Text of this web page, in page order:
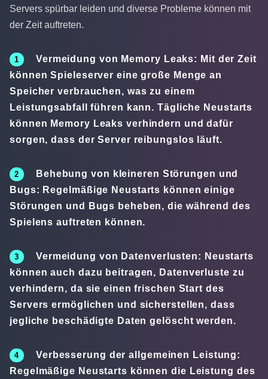
Servers spürbar leiden und diverse Probleme können mit
der Zeit auftreten.
Vermeidung von Memory Leaks: Mit der Zeit
können Spieleserver eine große Menge an
Speicher verbrauchen, was zu einem
Leistungsabfall führen kann. Tägliche Neustarts
können Memory Leaks verhindern und dafür
sorgen, dass der Server reibungslos läuft.
Behebung von kleineren Störungen und
Bugs: Regelmäßige Neustarts können einige
Störungen und Bugs beheben, die während des
Spielens auftreten können.
Vermeidung von Datenverlusten: Neustarts
können auch dazu beitragen, Datenverluste zu
verhindern, da sie einen frischen Start des
Servers ermöglichen und sicherstellen, dass
jegliche beschädigte Daten gelöscht werden.
Verbesserung der allgemeinen Leistung:
Regelmäßige Neustarts können die Leistung des